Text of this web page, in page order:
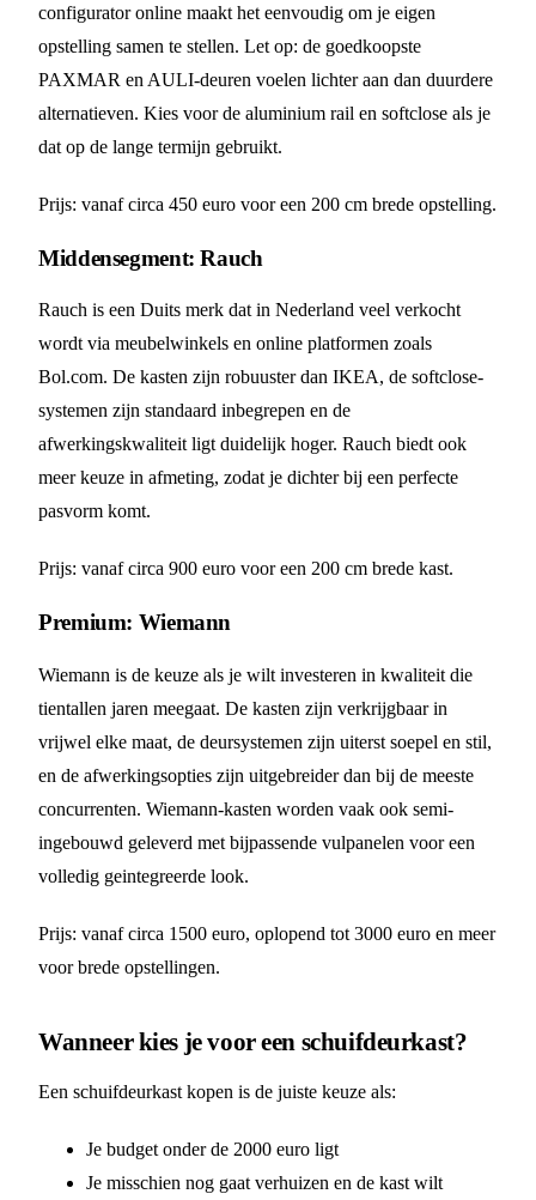
configurator online maakt het eenvoudig om je eigen
opstelling samen te stellen. Let op: de goedkoopste
PAXMAR en AULI-deuren voelen lichter aan dan duurdere
alternatieven. Kies voor de aluminium rail en softclose als je
dat op de lange termijn gebruikt.
Prijs: vanaf circa 450 euro voor een 200 cm brede opstelling.
Middensegment: Rauch
Rauch is een Duits merk dat in Nederland veel verkocht
wordt via meubelwinkels en online platformen zoals
Bol.com. De kasten zijn robuuster dan IKEA, de softclose-
systemen zijn standaard inbegrepen en de
afwerkingskwaliteit ligt duidelijk hoger. Rauch biedt ook
meer keuze in afmeting, zodat je dichter bij een perfecte
pasvorm komt.
Prijs: vanaf circa 900 euro voor een 200 cm brede kast.
Premium: Wiemann
Wiemann is de keuze als je wilt investeren in kwaliteit die
tientallen jaren meegaat. De kasten zijn verkrijgbaar in
vrijwel elke maat, de deursystemen zijn uiterst soepel en stil,
en de afwerkingsopties zijn uitgebreider dan bij de meeste
concurrenten. Wiemann-kasten worden vaak ook semi-
ingebouwd geleverd met bijpassende vulpanelen voor een
volledig geintegreerde look.
Prijs: vanaf circa 1500 euro, oplopend tot 3000 euro en meer
voor brede opstellingen.
Wanneer kies je voor een schuifdeurkast?
Een schuifdeurkast kopen is de juiste keuze als:
Je budget onder de 2000 euro ligt
Je misschien nog gaat verhuizen en de kast wilt